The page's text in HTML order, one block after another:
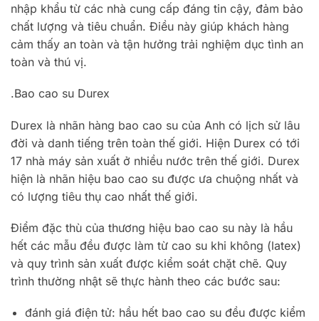
nhập khẩu từ các nhà cung cấp đáng tin cậy, đảm bảo
chất lượng và tiêu chuẩn. Điều này giúp khách hàng
cảm thấy an toàn và tận hưởng trải nghiệm dục tình an
toàn và thú vị.
.Bao cao su Durex
Durex là nhãn hàng bao cao su của Anh có lịch sử lâu
đời và danh tiếng trên toàn thế giới. Hiện Durex có tới
17 nhà máy sản xuất ở nhiều nước trên thế giới. Durex
hiện là nhãn hiệu bao cao su được ưa chuộng nhất và
có lượng tiêu thụ cao nhất thế giới.
Điểm đặc thù của thương hiệu bao cao su này là hầu
hết các mẫu đều được làm từ cao su khi không (latex)
và quy trình sản xuất được kiểm soát chặt chẽ. Quy
trình thường nhật sẽ thực hành theo các bước sau:
đánh giá điện tử: hầu hết bao cao su đều được kiểm